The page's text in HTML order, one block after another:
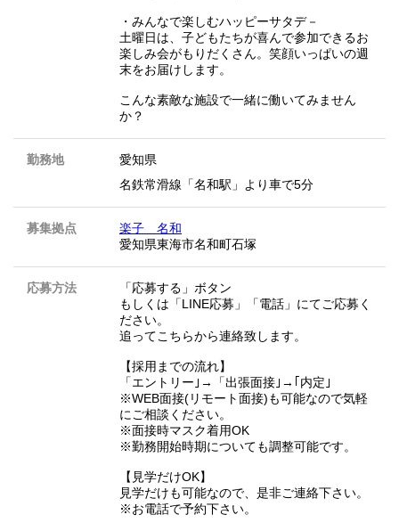
・みんなで楽しむハッピーサタデ－
土曜日は、子どもたちが喜んで参加できるお
楽しみ会がもりだくさん。笑顔いっぱいの週
末をお届けします。
こんな素敵な施設で一緒に働いてみません
か？
勤務地
愛知県
名鉄常滑線「名和駅」より車で5分
募集拠点
楽子 名和
愛知県東海市名和町石塚
応募方法
「応募する」ボタン
もしくは「LINE応募」「電話」にてご応募く
ださい。
追ってこちらから連絡致します。
【採用までの流れ】
「エントリー｣→「出張面接｣→｢内定｣
※WEB面接(リモート面接)も可能なので気軽
にご相談ください。
※面接時マスク着用OK
※勤務開始時期についても調整可能です。
【見学だけOK】
見学だけも可能なので、是非ご連絡下さい。
※お電話で予約下さい。